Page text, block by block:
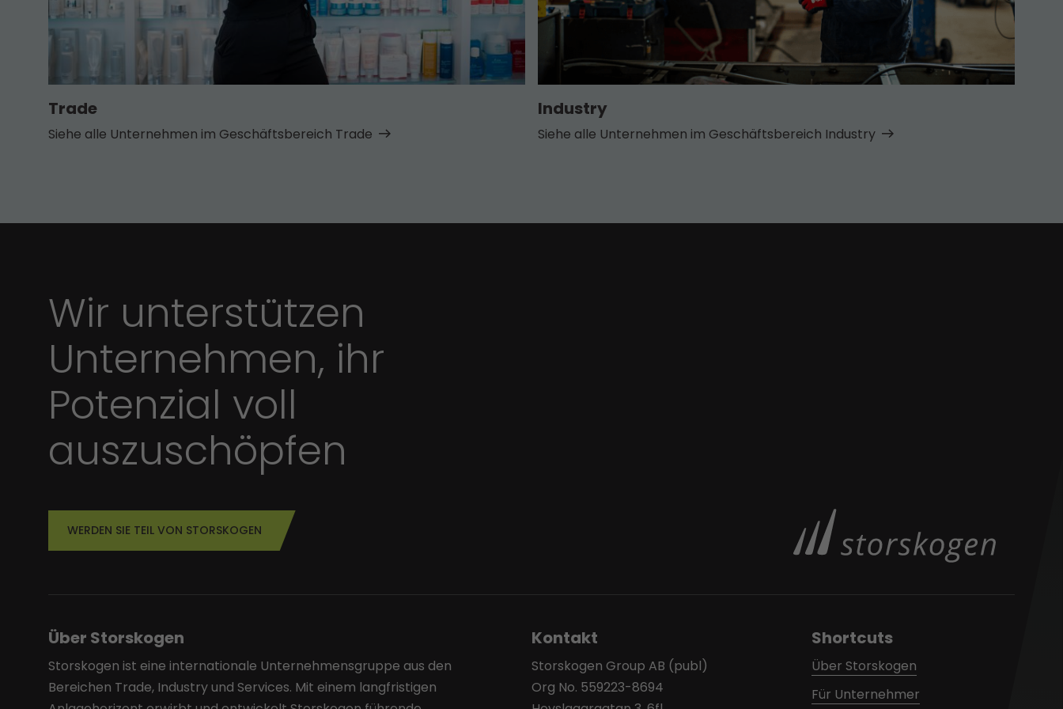
Trade
Siehe alle Unternehmen im Geschäfts­bereich Trade
Industry
Siehe alle Unternehmen im Geschäfts­bereich Industry
Wir unterstützen
Unternehmen, ihr
Potenzial voll
auszuschöpfen
WERDEN SIE TEIL VON STORSKOGEN
Über Storskogen
Storskogen ist eine internationale Unternehmensgruppe aus den
Bereichen Trade, Industry und Services. Mit einem langfristigen
Kontakt
Storskogen Group AB (publ)
Org No. 559223-8694
Shortcuts
Über Storskogen
Für Unternehmer